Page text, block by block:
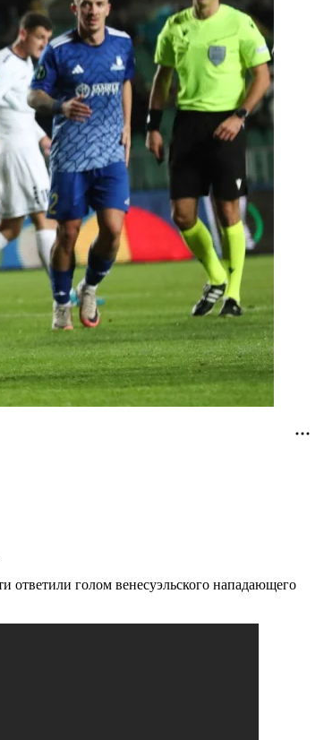
ответили голом венесуэльского нападающего